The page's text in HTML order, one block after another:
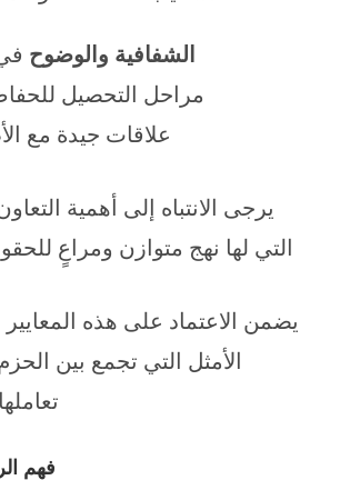
الشفافية والوضوح
مراحل التحصيل
علاقات جيدة مع
يرجى الانتباه إلى أهمية
التي لها نهج متوازن ومراعٍ
يضمن الاعتماد على هذه المعايير
الأمثل التي تجمع بين
فهم